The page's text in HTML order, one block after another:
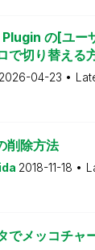
Plugin の[ユー
で切り替える
2026-04-23
削除方法
2018-11-18
でメッコチャ